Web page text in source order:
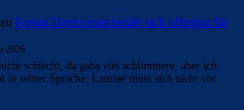
zu Ferran Torres entscheidet sich offenbar für
2026
schlecht, da gabs viel schlimmere, aber ich
in seiner Sprache: Lamine muss sich nicht vor…